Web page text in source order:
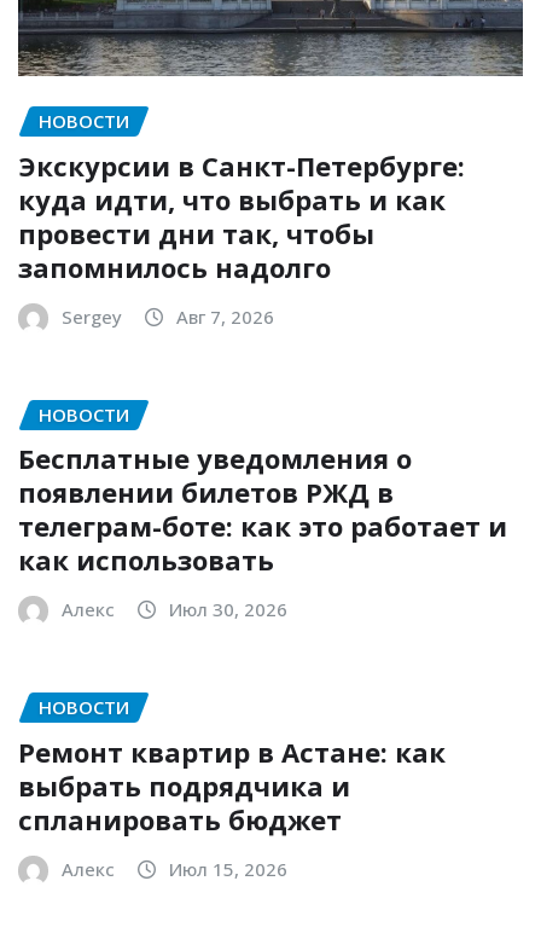
НОВОСТИ
Экскурсии в Санкт-Петербурге:
куда идти, что выбрать и как
провести дни так, чтобы
запомнилось надолго
Sergey Авг 7, 2026
НОВОСТИ
Бесплатные уведомления о
появлении билетов РЖД в
телеграм-боте: как это работает и
как использовать
Алекс Июл 30, 2026
НОВОСТИ
Ремонт квартир в Астане: как
выбрать подрядчика и
спланировать бюджет
Алекс Июл 15, 2026